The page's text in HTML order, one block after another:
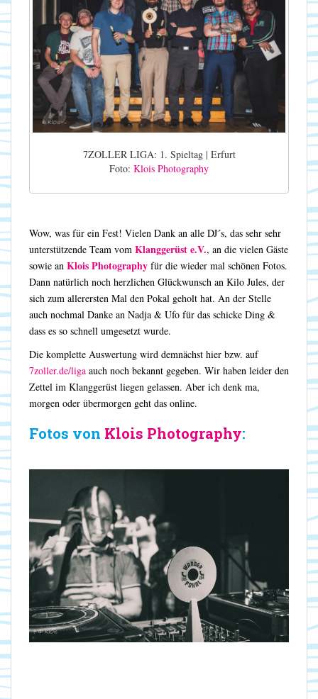
7ZOLLER LIGA: 1. Spieltag | Erfurt
Foto: Klois Photography
Wow, was für ein Fest! Vielen Dank an alle DJ´s, das sehr sehr
unterstützende Team vom Klanggerüst e.V., an die vielen Gäste
sowie an Klois Photography für die wieder mal schönen Fotos.
Dann natürlich noch herzlichen Glückwunsch an Kilo Jules, der
sich zum allerersten Mal den Pokal geholt hat. An der Stelle
auch nochmal Danke an Nadja & Ufo für das schicke Ding &
dass es so schnell umgesetzt wurde.
Die komplette Auswertung wird demnächst hier bzw. auf
7zoller.de/liga auch noch bekannt gegeben. Wir haben leider den
Zettel im Klanggerüst liegen gelassen. Aber ich denk ma,
morgen oder übermorgen geht das online.
Fotos von Klois Photography: